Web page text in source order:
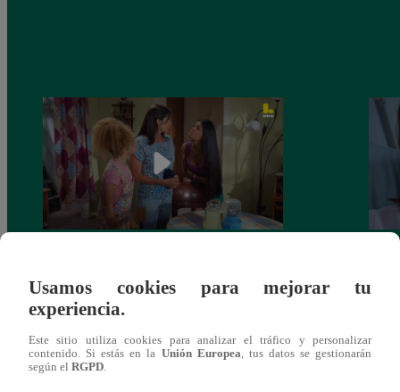
Jenny atan cabos sobre la relación entre
Elsa y Wilfredo!
Usamos cookies para mejorar tu
experiencia.
Este sitio utiliza cookies para analizar el tráfico y personalizar
contenido. Si estás en la Unión Europea , tus datos se gestionarán
según el RGPD